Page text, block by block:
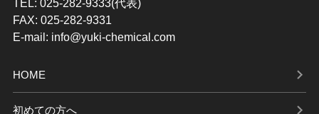
TEL: 025-282-9333(代表)
FAX: 025-282-9331
E-mail: info@yuki-chemical.com
HOME
初めての方へ